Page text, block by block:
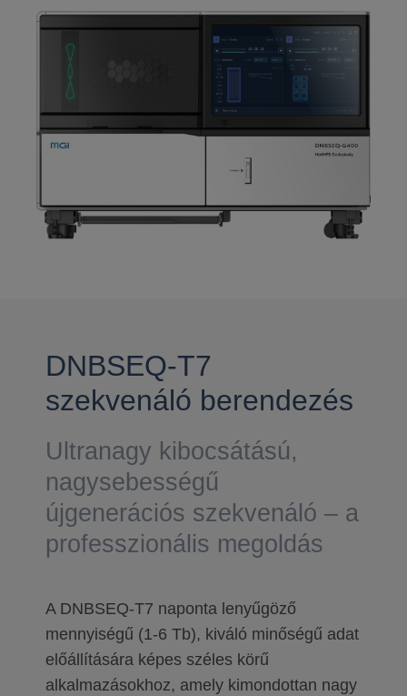
DNBSEQ-T7
szekvenáló berendezés
Ultranagy kibocsátású,
nagysebességű
újgenerációs szekvenáló – a
professzionális megoldás
A DNBSEQ-T7 naponta lenyűgöző
mennyiségű (1-6 Tb), kiváló minőségű adat
előállítására képes széles körű
alkalmazásokhoz, amely kimondottan nagy